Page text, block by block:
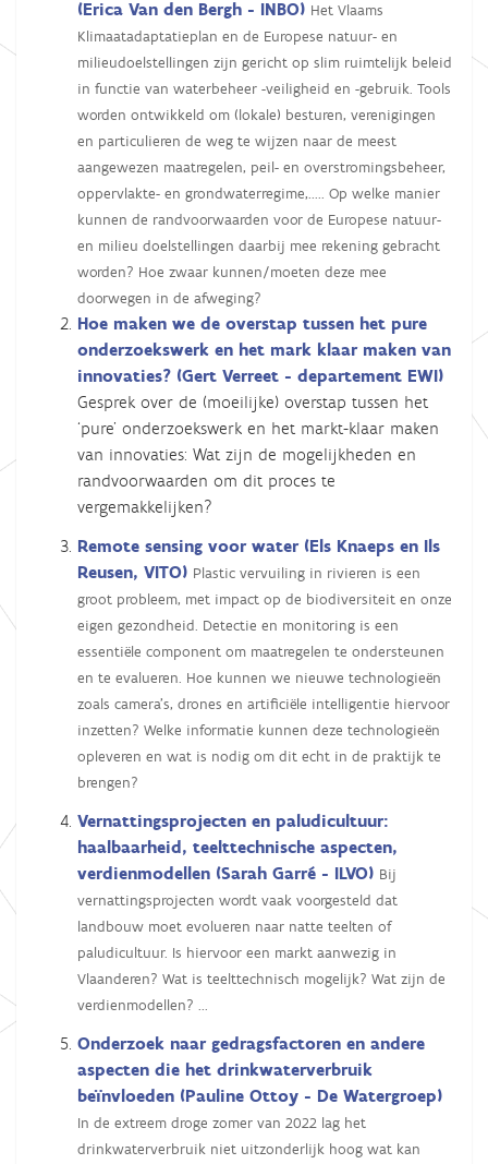
(Erica Van den Bergh - INBO) Het Vlaams
Klimaatadaptatieplan en de Europese natuur- en
milieudoelstellingen zijn gericht op slim ruimtelijk beleid
in functie van waterbeheer -veiligheid en -gebruik. Tools
worden ontwikkeld om (lokale) besturen, verenigingen
en particulieren de weg te wijzen naar de meest
aangewezen maatregelen, peil- en overstromingsbeheer,
oppervlakte- en grondwaterregime,..... Op welke manier
kunnen de randvoorwaarden voor de Europese natuur-
en milieu doelstellingen daarbij mee rekening gebracht
worden? Hoe zwaar kunnen/moeten deze mee
doorwegen in de afweging?
Hoe maken we de overstap tussen het pure
onderzoekswerk en het mark klaar maken van
innovaties? (Gert Verreet - departement EWI)
Gesprek over de (moeilijke) overstap tussen het
‘pure’ onderzoekswerk en het markt-klaar maken
van innovaties: Wat zijn de mogelijkheden en
randvoorwaarden om dit proces te
vergemakkelijken?
Remote sensing voor water (Els Knaeps en Ils
Reusen, VITO) Plastic vervuiling in rivieren is een
groot probleem, met impact op de biodiversiteit en onze
eigen gezondheid. Detectie en monitoring is een
essentiële component om maatregelen te ondersteunen
en te evalueren. Hoe kunnen we nieuwe technologieën
zoals camera's, drones en artificiële intelligentie hiervoor
inzetten? Welke informatie kunnen deze technologieën
opleveren en wat is nodig om dit echt in de praktijk te
brengen?
Vernattingsprojecten en paludicultuur:
haalbaarheid, teelttechnische aspecten,
verdienmodellen (Sarah Garré - ILVO) Bij
vernattingsprojecten wordt vaak voorgesteld dat
landbouw moet evolueren naar natte teelten of
paludicultuur. Is hiervoor een markt aanwezig in
Vlaanderen? Wat is teelttechnisch mogelijk? Wat zijn de
verdienmodellen? ...
Onderzoek naar gedragsfactoren en andere
aspecten die het drinkwaterverbruik
beïnvloeden (Pauline Ottoy - De Watergroep)
In de extreem droge zomer van 2022 lag het
drinkwaterverbruik niet uitzonderlijk hoog wat kan